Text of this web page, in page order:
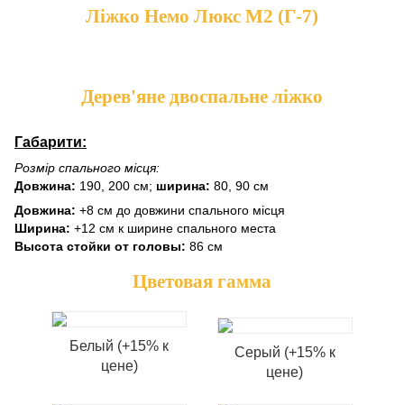
Ліжко Немо Люкс М2 (Г-7)
Дерев'яне двоспальне ліжко
Габарити:
Розмір спального місця:
Довжина: 190, 200 см; ширина: 80, 90 см
Довжина: +8 см до довжини спального місця
Ширина: +12 см к ширине спального места
Высота стойки от головы: 86 см
Цветовая гамма
Белый (+15% к
цене)
Серый (+15% к
цене)